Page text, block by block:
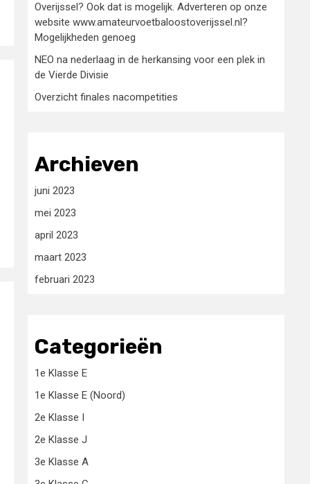
Overijssel? Ook dat is mogelijk. Adverteren op onze
website www.amateurvoetbaloostoverijssel.nl?
Mogelijkheden genoeg
NEO na nederlaag in de herkansing voor een plek in
de Vierde Divisie
Overzicht finales nacompetities
Archieven
juni 2023
mei 2023
april 2023
maart 2023
februari 2023
Categorieën
1e Klasse E
1e Klasse E (Noord)
2e Klasse I
2e Klasse J
3e Klasse A